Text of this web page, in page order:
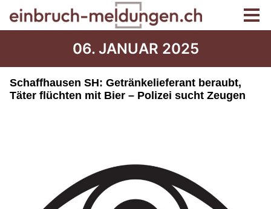
06. JANUAR 2025
Schaffhausen SH: Getränkelieferant beraubt,
Täter flüchten mit Bier – Polizei sucht Zeugen